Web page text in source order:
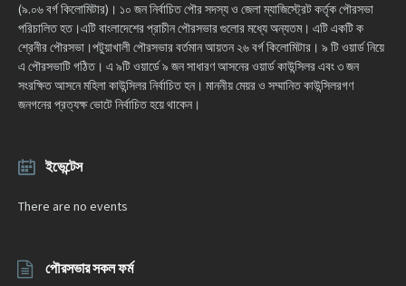
(৯.০৬ বর্গ কিলোমিটার)। ১০ জন নির্বাচিত পৌর সদস্য ও জেলা ম্যাজিস্ট্রেট কর্তৃক পৌরসভা
পরিচালিত হত।এটি বাংলাদেশের প্রাচীন পৌরসভার গুলোর মধ্যে অন্যতম। এটি একটি ক
শ্রেনীর পৌরসভা।পটুয়াখালী পৌরসভার বর্তমান আয়তন ২৬ বর্গ কিলোমিটার। ৯ টি ওয়ার্ড নিয়ে
এ পৌরসভাটি গঠিত। এ ৯টি ওয়ার্ডে ৯ জন সাধারণ আসনের ওয়ার্ড কাউন্সিলর এবং ৩ জন
সংরক্ষিত আসনে মহিলা কাউন্সিলর নির্বাচিত হন। মাননীয় মেয়র ও সম্মানিত কাউন্সিলরগণ
জনগনের প্রত্যক্ষ ভোটে নির্বাচিত হয়ে থাকেন।
ইভেন্টেস
There are no events
পৌরসভার সকল ফর্ম